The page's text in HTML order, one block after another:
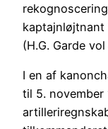
kaptajnløjtnant
(H.G. Garde
I en af
til 5. november